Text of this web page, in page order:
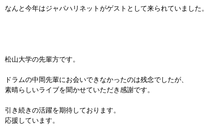
なんと今年はジャパハリネットがゲストとして来られていました。
松山大学の先輩方です。
ドラムの中岡先輩にお会いできなかったのは残念でしたが、
素晴らしいライブを聞かせていただき感謝です。
引き続きの活躍を期待しております。
応援しています。